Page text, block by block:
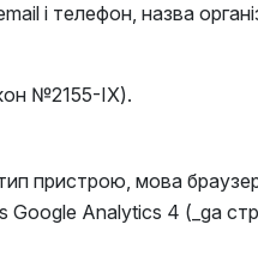
і телефон, назва
№2155-IX).
пристрою, мова
Google Analytics 4 (_ga